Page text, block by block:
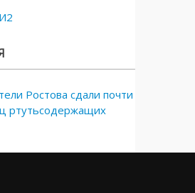
Ростова сдали почти
ртутьсодержащих